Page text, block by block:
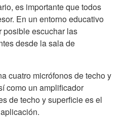
es importante que todos
En un entorno educativo
posible escuchar las
desde la sala de
cuatro micrófonos de techo y
como un amplificador
de techo y superficie es el